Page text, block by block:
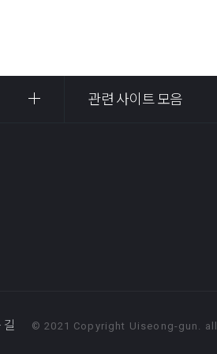
관련 사이트 모음
길 © 2021 Copyright Uiseong-gun.